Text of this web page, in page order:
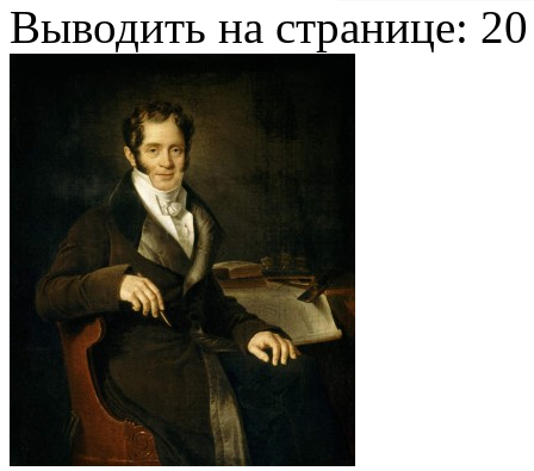
Выводить на странице: 20